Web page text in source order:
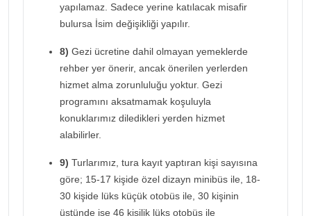
yapılamaz. Sadece yerine katılacak misafir
bulursa İsim değişikliği yapılır.
8) Gezi ücretine dahil olmayan yemeklerde
rehber yer önerir, ancak önerilen yerlerden
hizmet alma zorunluluğu yoktur. Gezi
programını aksatmamak koşuluyla
konuklarımız diledikleri yerden hizmet
alabilirler.
9) Turlarımız, tura kayıt yaptıran kişi sayısına
göre; 15-17 kişide özel dizayn minibüs ile, 18-
30 kişide lüks küçük otobüs ile, 30 kişinin
üstünde ise 46 kişilik lüks otobüs ile